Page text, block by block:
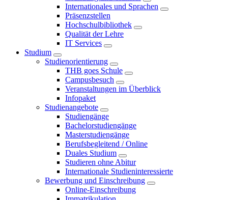
Internationales und Sprachen
Präsenzstellen
Hochschulbibliothek
Qualität der Lehre
IT Services
Studium
Studienorientierung
THB goes Schule
Campusbesuch
Veranstaltungen im Überblick
Infopaket
Studienangebote
Studiengänge
Bachelorstudiengänge
Masterstudiengänge
Berufsbegleitend / Online
Duales Studium
Studieren ohne Abitur
Internationale Studieninteressierte
Bewerbung und Einschreibung
Online-Einschreibung